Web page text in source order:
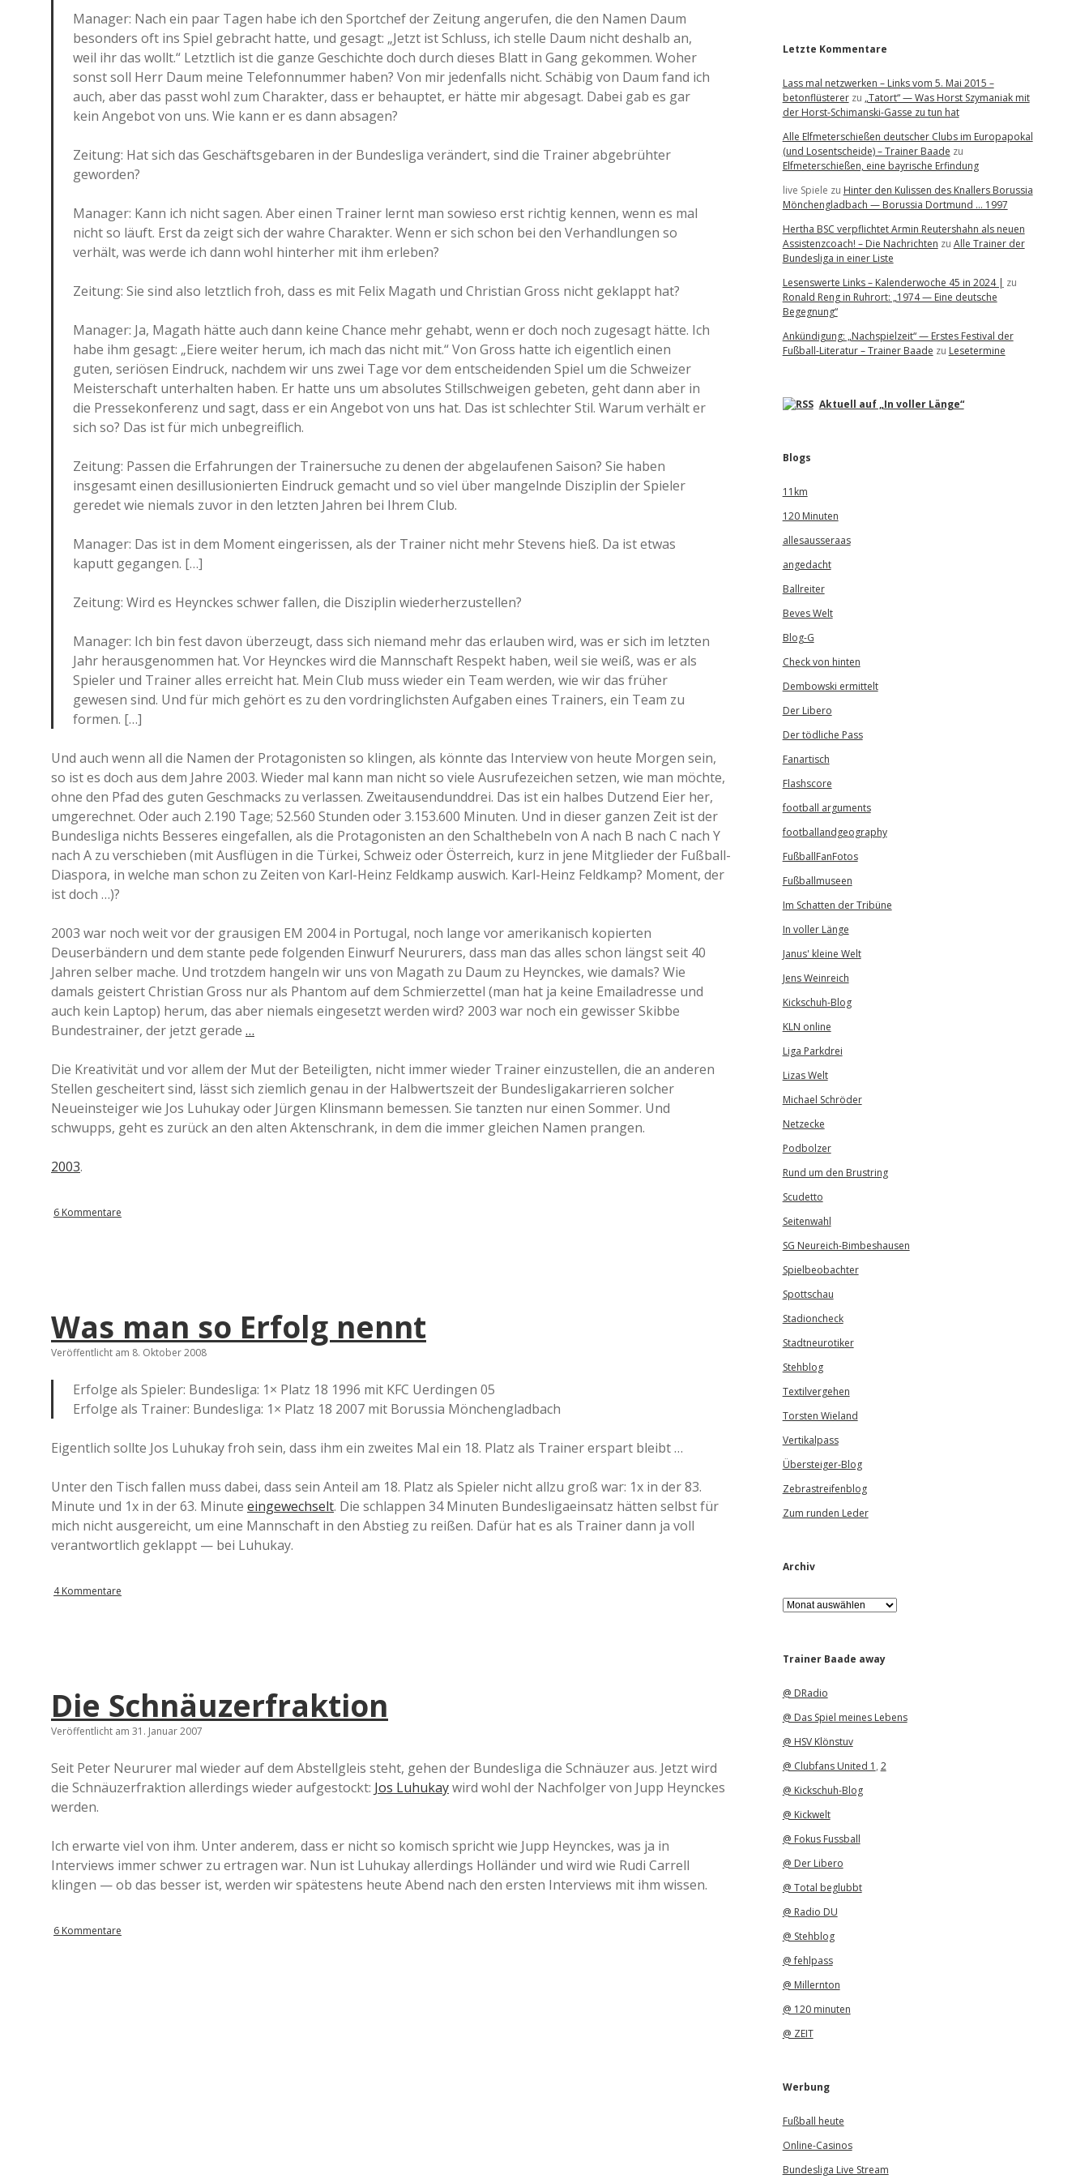
a
a
d
Manager: Nach ein paar Tagen habe ich den Sportchef der Zeitung angerufen, die den Namen Daum
besonders oft ins Spiel gebracht hatte, und gesagt: „Jetzt ist Schluss, ich stelle Daum nicht deshalb an,
weil ihr das wollt.“ Letztlich ist die ganze Geschichte doch durch dieses Blatt in Gang gekommen. Woher
sonst soll Herr Daum meine Telefonnummer haben? Von mir jedenfalls nicht. Schäbig von Daum fand ich
auch, aber das passt wohl zum Charakter, dass er behauptet, er hätte mir abgesagt. Dabei gab es gar
kein Angebot von uns. Wie kann er es dann absagen?
Zeitung: Hat sich das Geschäftsgebaren in der Bundesliga verändert, sind die Trainer abgebrühter
geworden?
Manager: Kann ich nicht sagen. Aber einen Trainer lernt man sowieso erst richtig kennen, wenn es mal
nicht so läuft. Erst da zeigt sich der wahre Charakter. Wenn er sich schon bei den Verhandlungen so
verhält, was werde ich dann wohl hinterher mit ihm erleben?
Zeitung: Sie sind also letztlich froh, dass es mit Felix Magath und Christian Gross nicht geklappt hat?
Manager: Ja, Magath hätte auch dann keine Chance mehr gehabt, wenn er doch noch zugesagt hätte. Ich
habe ihm gesagt: „Eiere weiter herum, ich mach das nicht mit.“ Von Gross hatte ich eigentlich einen
guten, seriösen Eindruck, nachdem wir uns zwei Tage vor dem entscheidenden Spiel um die Schweizer
Meisterschaft unterhalten haben. Er hatte uns um absolutes Stillschweigen gebeten, geht dann aber in
die Pressekonferenz und sagt, dass er ein Angebot von uns hat. Das ist schlechter Stil. Warum verhält er
sich so? Das ist für mich unbegreiflich.
Zeitung: Passen die Erfahrungen der Trainersuche zu denen der abgelaufenen Saison? Sie haben
insgesamt einen desillusionierten Eindruck gemacht und so viel über mangelnde Disziplin der Spieler
geredet wie niemals zuvor in den letzten Jahren bei Ihrem Club.
Manager: Das ist in dem Moment eingerissen, als der Trainer nicht mehr Stevens hieß. Da ist etwas
kaputt gegangen. […]
Zeitung: Wird es Heynckes schwer fallen, die Disziplin wiederherzustellen?
Manager: Ich bin fest davon überzeugt, dass sich niemand mehr das erlauben wird, was er sich im letzten
Jahr herausgenommen hat. Vor Heynckes wird die Mannschaft Respekt haben, weil sie weiß, was er als
Spieler und Trainer alles erreicht hat. Mein Club muss wieder ein Team werden, wie wir das früher
gewesen sind. Und für mich gehört es zu den vordringlichsten Aufgaben eines Trainers, ein Team zu
formen. […]
Und auch wenn all die Namen der Protagonisten so klingen, als könnte das Interview von heute Morgen sein,
so ist es doch aus dem Jahre 2003. Wieder mal kann man nicht so viele Ausrufezeichen setzen, wie man möchte,
ohne den Pfad des guten Geschmacks zu verlassen. Zweitausendunddrei. Das ist ein halbes Dutzend Eier her,
umgerechnet. Oder auch 2.190 Tage; 52.560 Stunden oder 3.153.600 Minuten. Und in dieser ganzen Zeit ist der
Bundesliga nichts Besseres eingefallen, als die Protagonisten an den Schalthebeln von A nach B nach C nach Y
nach A zu verschieben (mit Ausflügen in die Türkei, Schweiz oder Österreich, kurz in jene Mitglieder der Fußball-
Diaspora, in welche man schon zu Zeiten von Karl-Heinz Feldkamp auswich. Karl-Heinz Feldkamp? Moment, der
ist doch …)?
2003 war noch weit vor der grausigen EM 2004 in Portugal, noch lange vor amerikanisch kopierten
Deuserbändern und dem stante pede folgenden Einwurf Neururers, dass man das alles schon längst seit 40
Jahren selber mache. Und trotzdem hangeln wir uns von Magath zu Daum zu Heynckes, wie damals? Wie
damals geistert Christian Gross nur als Phantom auf dem Schmierzettel (man hat ja keine Emailadresse und
auch kein Laptop) herum, das aber niemals eingesetzt werden wird? 2003 war noch ein gewisser Skibbe
Bundestrainer, der jetzt gerade …
Die Kreativität und vor allem der Mut der Beteiligten, nicht immer wieder Trainer einzustellen, die an anderen
Stellen gescheitert sind, lässt sich ziemlich genau in der Halbwertszeit der Bundesligakarrieren solcher
Neueinsteiger wie Jos Luhukay oder Jürgen Klinsmann bemessen. Sie tanzten nur einen Sommer. Und
schwupps, geht es zurück an den alten Aktenschrank, in dem die immer gleichen Namen prangen.
2003.
6 Kommentare
Was man so Erfolg nennt
Veröffentlicht am 8. Oktober 2008
Erfolge als Spieler: Bundesliga: 1× Platz 18 1996 mit KFC Uerdingen 05
Erfolge als Trainer: Bundesliga: 1× Platz 18 2007 mit Borussia Mönchengladbach
Eigentlich sollte Jos Luhukay froh sein, dass ihm ein zweites Mal ein 18. Platz als Trainer erspart bleibt …
Unter den Tisch fallen muss dabei, dass sein Anteil am 18. Platz als Spieler nicht allzu groß war: 1x in der 83.
Minute und 1x in der 63. Minute eingewechselt. Die schlappen 34 Minuten Bundesligaeinsatz hätten selbst für
mich nicht ausgereicht, um eine Mannschaft in den Abstieg zu reißen. Dafür hat es als Trainer dann ja voll
verantwortlich geklappt — bei Luhukay.
4 Kommentare
Die Schnäuzerfraktion
Veröffentlicht am 31. Januar 2007
Seit Peter Neururer mal wieder auf dem Abstellgleis steht, gehen der Bundesliga die Schnäuzer aus. Jetzt wird
die Schnäuzerfraktion allerdings wieder aufgestockt: Jos Luhukaywird wohl der Nachfolger von Jupp Heynckes
werden.
Ich erwarte viel von ihm. Unter anderem, dass er nicht so komisch spricht wie Jupp Heynckes, was ja in
Interviews immer schwer zu ertragen war. Nun ist Luhukay allerdings Holländer und wird wie Rudi Carrell
klingen — ob das besser ist, werden wir spätestens heute Abend nach den ersten Interviews mit ihm wissen.
6 Kommentare
Letzte Kommentare
Lass mal netzwerken – Links vom 5. Mai 2015 –
betonflüstererzu „Tatort“ — Was Horst Szymaniak mit
der Horst-Schimanski-Gasse zu tun hat
Alle Elfmeterschießen deutscher Clubs im Europapokal
(und Losentscheide) – Trainer Baade zu
Elfmeterschießen, eine bayrische Erfindung
live Spiele zu Hinter den Kulissen des Knallers Borussia
Mönchengladbach — Borussia Dortmund … 1997
Hertha BSC verpflichtet Armin Reutershahn als neuen
Assistenzcoach! – Die Nachrichten zu Alle Trainer der
Bundesliga in einer Liste
Lesenswerte Links – Kalenderwoche 45 in 2024 | zu
Ronald Reng in Ruhrort: „1974 — Eine deutsche
Begegnung“
Ankündigung: „Nachspielzeit“ — Erstes Festival der
Fußball-Literatur – Trainer Baade zu Lesetermine
Aktuell auf „In voller Länge“
Blogs
11km
120 Minuten
allesausseraas
angedacht
Ballreiter
Beves Welt
Blog-G
Check von hinten
Dembowski ermittelt
Der Libero
Der tödliche Pass
Fanartisch
Flashscore
football arguments
footballandgeography
FußballFanFotos
Fußballmuseen
Im Schatten der Tribüne
In voller Länge
Janus' kleine Welt
Jens Weinreich
Kickschuh-Blog
KLN online
Liga Parkdrei
Lizas Welt
Michael Schröder
Netzecke
Podbolzer
Rund um den Brustring
Scudetto
Seitenwahl
SG Neureich-Bimbeshausen
Spielbeobachter
Spottschau
Stadioncheck
Stadtneurotiker
Stehblog
Textilvergehen
Torsten Wieland
Vertikalpass
Übersteiger-Blog
Zebrastreifenblog
Zum runden Leder
Archiv
A
r
iTrainer Baade away
@ DRadio
@ Das Spiel meines Lebens
@ HSV Klönstuv
@ Clubfans United 1 , 2
@ Kickschuh-Blog
@ Kickwelt
@ Fokus Fussball
@ Der Libero
@ Total beglubbt
@ Radio DU
@ Stehblog
@ fehlpass
@ Millernton
@ 120 minuten
@ ZEIT
Werbung
Fußball heute
Online-Casinos
Bundesliga Live Stream